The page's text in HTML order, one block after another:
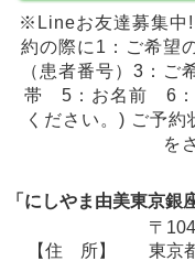
※Lineお友達募集中
約の際に1：ご希望
（患者番号）3：
帯 5：お名前 6：
ください。) ご予
を
「にしやま由美東京銀
【住 所】
〒
東京